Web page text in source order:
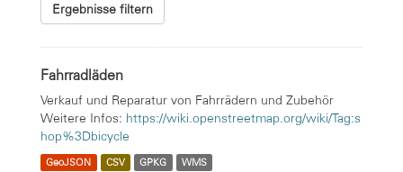
Ergebnisse filtern
Fahrradläden
Verkauf und Reparatur von Fahrrädern und Zubehör
Weitere Infos: https://wiki.openstreetmap.org/wiki/Tag:s
hop%3Dbicycle
GeoJSON CSV GPKG WMS